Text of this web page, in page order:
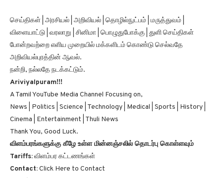
விளையாட்டு | வரலாறு | சினிமா | பொழுதுபோக்கு | துளி செய்திகள்
போன்றவற்றை எளிய முறையில் மக்களிடம் கொண்டு செல்வதே
அறிவியல்புரத்தின் ஆவல்.
நன்றி, நல்லதே நடக்கட்டும்.
Ariviyalpuram!!!
A Tamil YouTube Media Channel Focusing on,
News | Politics | Science | Technology | Medical | Sports | History |
Cinema | Entertainment | Thuli News
Thank You, Good Luck.
விளம்பரங்களுக்கு கீழே உள்ள மின்னஞ்சலில் தொடர்பு கொள்ளவும்
Tariffs:விளம்பர கட்டணங்கள்
Contact:Click Here to Contact
e-Mail: email@ariviyalpuram.com